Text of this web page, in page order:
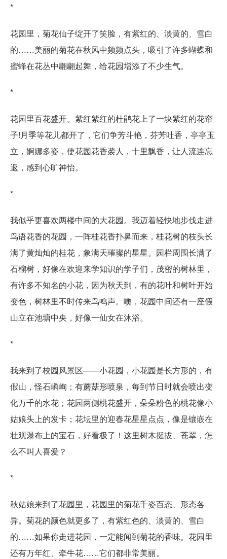
*
花园里，菊花仙子绽开了笑脸，有紫红的、淡黄的、雪白
的……美丽的菊花在秋风中频频点头，吸引了许多蝴蝶和
蜜蜂在花丛中翩翩起舞，给花园增添了不少生气。
*
花园里百花盛开。紫红紫红的杜鹃花上了一块紫红的花帘
子!月季等花儿都开了，它们争芳斗艳，芬芳吐香，亭亭玉
立，婀娜多姿，使花园花香袭人，十里飘香，让人流连忘
返，感到心旷神怡。
*
我似乎更喜欢两楼中间的大花园。我迈着轻快地步伐走进
鸟语花香的花园，一阵桂花香扑鼻而来，桂花树的枝头长
满了黄灿灿的桂花，象满天璀璨的星星。园栏周围长满了
石榴树，好像在欢迎来学知识的学子们，茂密的树林里，
有许多不知名的小花，因为秋天到，有的花叶和树叶开始
变色，树林里不时传来鸟鸣声。噢，花园中间还有一座假
山立在池塘中央，好像一仙女在沐浴。
*
我来到了校园风景区——小花园，小花园是长方形的，有
假山，怪石嶙峋；有蘑菇形喷泉，每到节日时就会喷出变
化万千的水花；花园两侧桃花盛开，朵朵粉色的桃花像小
姑娘头上的发卡；花坛里的迎春花星星点点，像是镶嵌在
壮观瀑布上的宝石，好看极了！这里树木挺拔、苍翠，怎
么不叫人喜爱？
*
秋姑娘来到了花园里，花园里的菊花千姿百态、形态各
异。菊花的颜色就更多了，有紫红色的、淡黄的、雪白
的……如果你走进花园，一定能闻到菊花的香味。花园里
还有万年红、牵牛花……它们都非常美丽。